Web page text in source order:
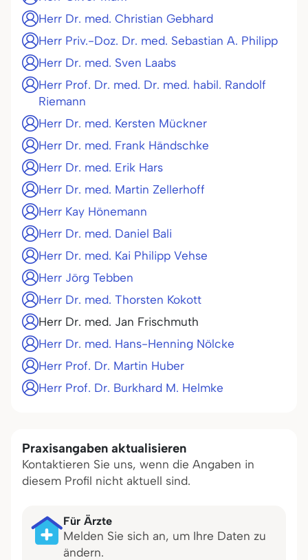
Herr Dr. med. Christian Gebhard
Herr Priv.-Doz. Dr. med. Sebastian A. Philipp
Herr Dr. med. Sven Laabs
Herr Prof. Dr. med. Dr. med. habil. Randolf
Riemann
Herr Dr. med. Kersten Mückner
Herr Dr. med. Frank Händschke
Herr Dr. med. Erik Hars
Herr Dr. med. Martin Zellerhoff
Herr Kay Hönemann
Herr Dr. med. Daniel Bali
Herr Dr. med. Kai Philipp Vehse
Herr Jörg Tebben
Herr Dr. med. Thorsten Kokott
Herr Dr. med. Jan Frischmuth
Herr Dr. med. Hans-Henning Nölcke
Herr Prof. Dr. Martin Huber
Herr Prof. Dr. Burkhard M. Helmke
Praxisangaben aktualisieren
Kontaktieren Sie uns, wenn die Angaben in
diesem Profil nicht aktuell sind.
Für Ärzte
Melden Sie sich an, um Ihre Daten zu
ändern.